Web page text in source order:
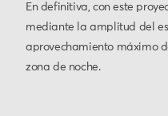
En definitiva, con este
mediante la amplitud del
aprovechamiento máximo
zona de noche.